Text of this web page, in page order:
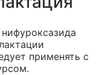
применять с